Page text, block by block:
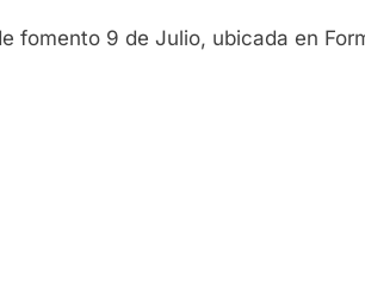
9 de Julio, ubicada en